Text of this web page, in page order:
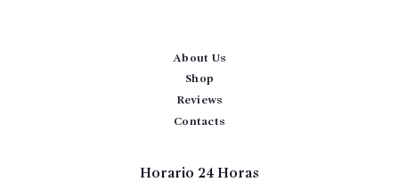
About Us
Shop
Reviews
Contacts
Horario 24 Horas